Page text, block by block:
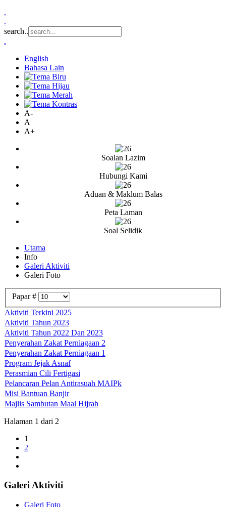
.
.
search..
.
English
Bahasa Lain
A-
A
A+
Soalan Lazim
Hubungi Kami
Aduan & Maklum Balas
Peta Laman
Soal Selidik
Utama
Info
Galeri Aktiviti
Galeri Foto
Papar #
Aktiviti Terkini 2025
Aktiviti Tahun 2023
Aktiviti Tahun 2022 Dan 2023
Penyerahan Zakat Perniagaan 2
Penyerahan Zakat Perniagaan 1
Program Jejak Asnaf
Perasmian Cili Fertigasi
Pelancaran Pelan Antirasuah MAIPk
Misi Bantuan Banjir
Majlis Sambutan Maal Hijrah
Halaman 1 dari 2
1
2
Galeri Aktiviti
Galeri Foto